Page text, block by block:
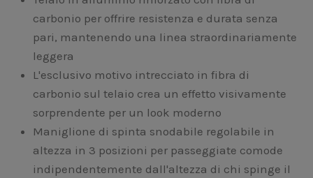
carbonio per offrire resistenza e durata senza
pari, mantenendo una linea straordinariamente
leggera
L'esclusivo motivo intrecciato in fibra di
carbonio sul telaio crea un effetto visivamente
sorprendente per un look moderno
Maniglione di spinta snodabile regolabile in
altezza in 3 posizioni per passeggiate comode
indipendentemente dall'altezza di chi spinge il